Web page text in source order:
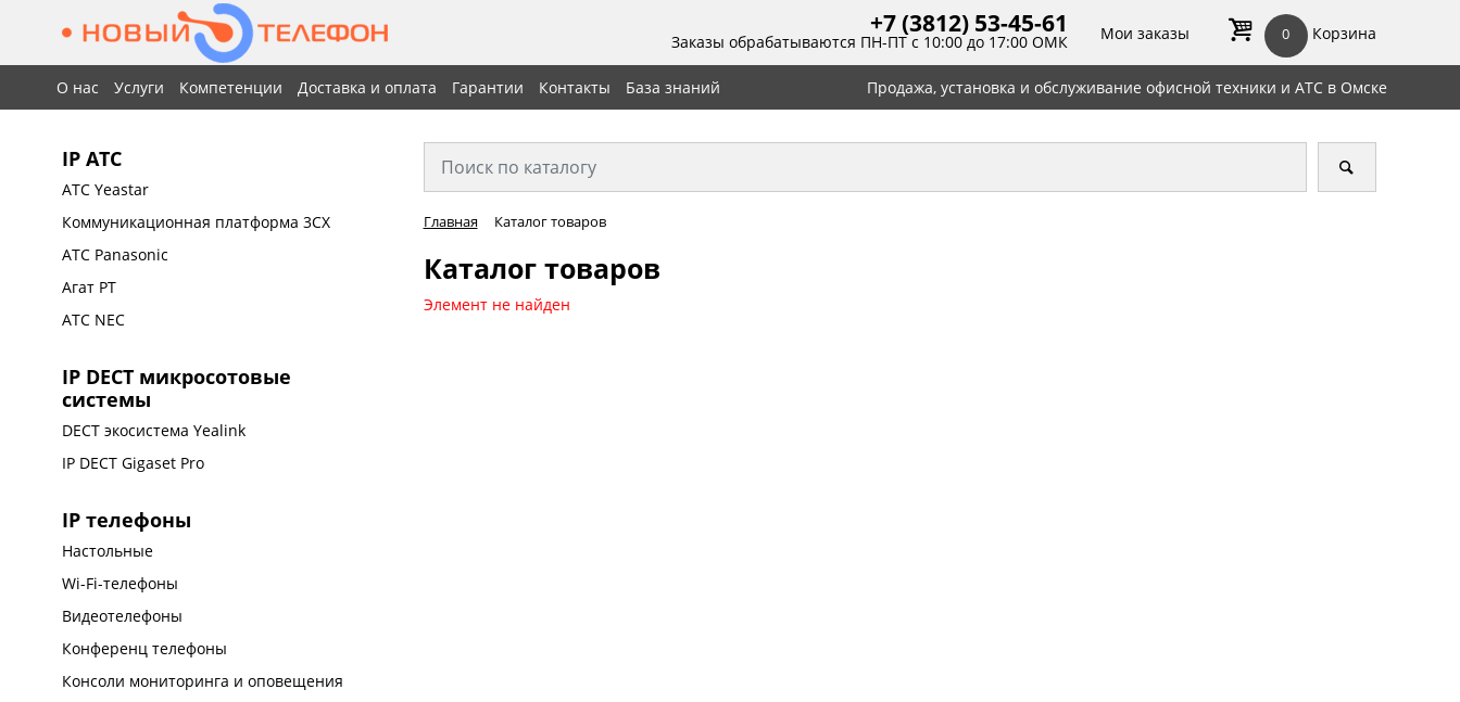
+7 (3812) 53-45-61
Заказы обрабатываются ПН-ПТ с 10:00 до 17:00 ОМК Мои заказы 0 Корзина
О нас Услуги Компетенции Доставка и оплата Гарантии Контакты База знаний Продажа, установка и обслуживание офисной техники и АТС в Омске
IP АТС
АТС Yeastar
Коммуникационная платформа 3CX
АТС Panasonic
Агат РТ
АТС NEC
IP DECT микросотовые
системы
DECT экосистема Yealink
IP DECT Gigaset Pro
IP телефоны
Настольные
Wi-Fi-телефоны
Видеотелефоны
Конференц телефоны
Консоли мониторинга и оповещения
Главная Каталог товаров
Каталог товаров
Элемент не найден